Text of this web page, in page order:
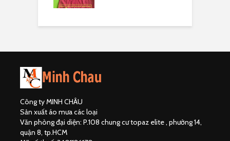
Công ty MINH CHÂU
Sản xuất áo mưa các loại
Văn phòng đại diện: P.108 chung cư topaz elite , phường 14,
quận 8, tp.HCM